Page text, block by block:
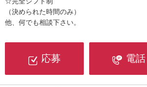
（決められた時間のみ）
他、何でも相談下さい。
応募 電話